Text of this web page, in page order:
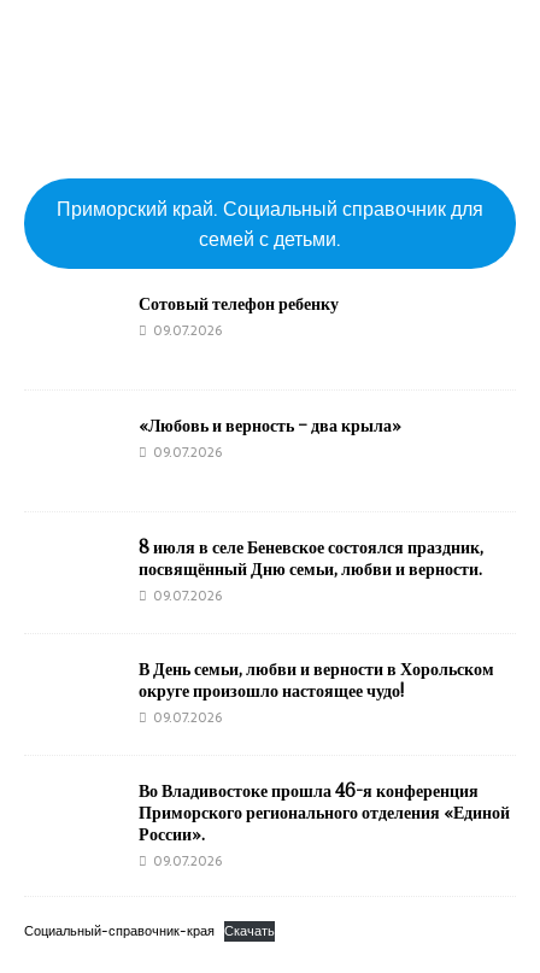
Приморский край. Социальный справочник для
семей с детьми.
Сотовый телефон ребенку
09.07.2026
«Любовь и верность – два крыла»
09.07.2026
8 июля в селе Беневское состоялся праздник,
посвящённый Дню семьи, любви и верности.
09.07.2026
В День семьи, любви и верности в Хорольском
округе произошло настоящее чудо!
09.07.2026
Во Владивостоке прошла 46-я конференция
Приморского регионального отделения «Единой
России».
09.07.2026
Социальный-справочник-края Скачать